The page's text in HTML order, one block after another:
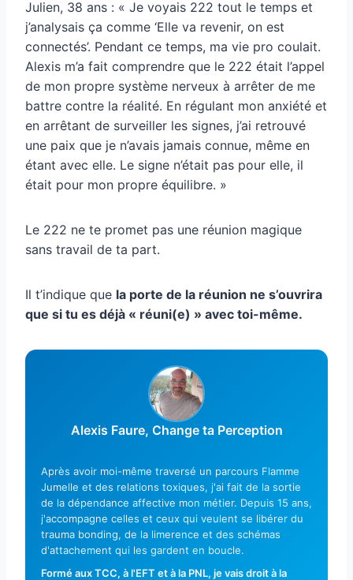
Julien, 38 ans : « Je voyais 222 tout le temps et
j’analysais ça comme ‘Elle va revenir, on est
connectés’. Pendant ce temps, ma vie pro coulait.
Alexis m’a fait comprendre que le 222 était l’appel
de mon propre système nerveux à arrêter de me
battre contre la réalité. En régulant mon anxiété et
en arrêtant de surveiller les signes, j’ai retrouvé
une paix que je n’avais jamais connue, même en
étant avec elle. Le signe n’était pas pour elle, il
était pour mon propre équilibre. »
Le 222 ne te promet pas une réunion magique
sans travail de ta part.
Il t’indique que la porte de la réunion ne s’ouvrira
que si tu es déjà « réuni(e) » avec toi-même.
Alexis Faure, Change ta Perception
Après avoir moi-même traversé un parcours Flamme
Jumelle et des relations toxiques, j'ai fait de la sortie
de la dépendance affective mon métier. Depuis 15 ans,
j'accompagne celles et ceux qui veulent se libérer du
trauma bonding, de la limerence et des schémas
d'attachement qui les gardent en boucle.
Formé aux TCC, à l'EFT et à la PNL, je vais droit à la